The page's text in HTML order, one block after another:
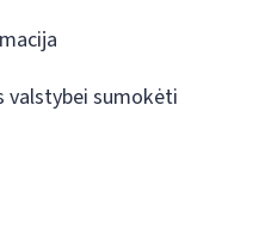
valstybei sumokėti